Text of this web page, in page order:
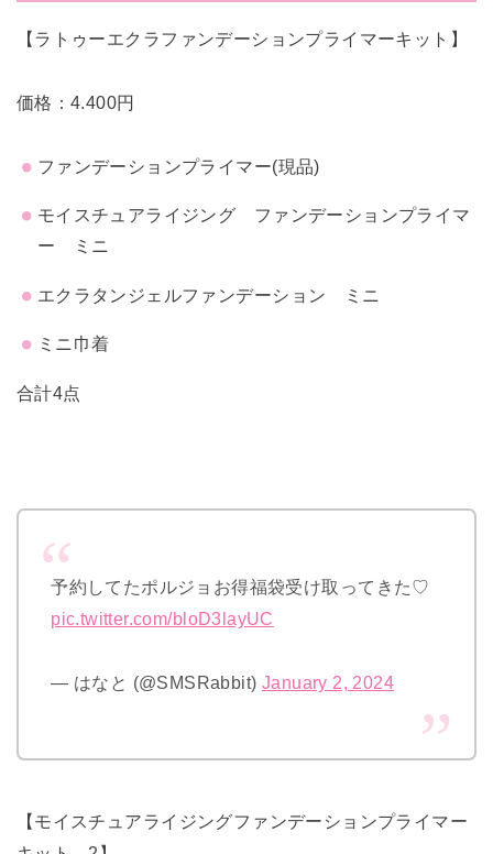
【ラトゥーエクラファンデーションプライマーキット】
価格：4.400円
ファンデーションプライマー(現品)
モイスチュアライジング ファンデーションプライマ
ー ミニ
エクラタンジェルファンデーション ミニ
ミニ巾着
合計4点
予約してたポルジョお得福袋受け取ってきた♡
pic.twitter.com/bloD3layUC
— はなと (@SMSRabbit) January 2, 2024
【モイスチュアライジングファンデーションプライマー